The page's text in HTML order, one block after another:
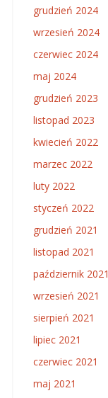
grudzień 2024
wrzesień 2024
czerwiec 2024
maj 2024
grudzień 2023
listopad 2023
kwiecień 2022
marzec 2022
luty 2022
styczeń 2022
grudzień 2021
listopad 2021
październik 2021
wrzesień 2021
sierpień 2021
lipiec 2021
czerwiec 2021
maj 2021